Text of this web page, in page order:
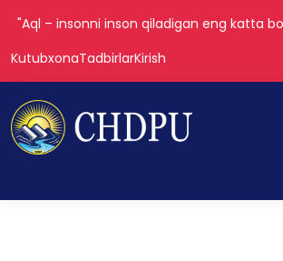
"Aql – insonni inson qiladigan eng katta
KutubxonaTadbirlarKirish